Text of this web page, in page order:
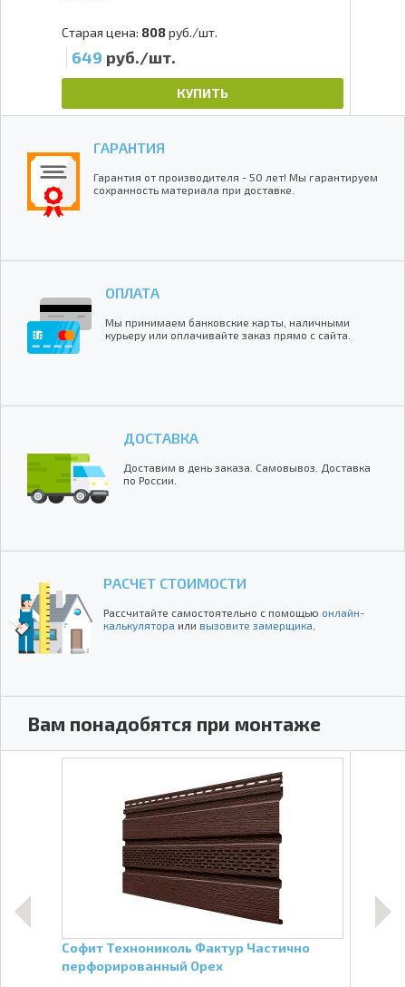
Старая цена: 808руб./шт.
649 руб./шт.
КУПИТЬ
ГАРАНТИЯ
Гарантия от производителя - 50 лет! Мы гарантируем
сохранность материала при доставке.
ОПЛАТА
Мы принимаем банковские карты, наличными
курьеру или оплачивайте заказ прямо с сайта.
ДОСТАВКА
Доставим в день заказа. Самовывоз. Доставка
по России.
РАСЧЕТ СТОИМОСТИ
Рассчитайте самостоятельно с помощью онлайн-
калькулятора или вызовите замерщика
Вам понадобятся при монтаже
Софит Технониколь Фактур Частично
перфорированный Орех